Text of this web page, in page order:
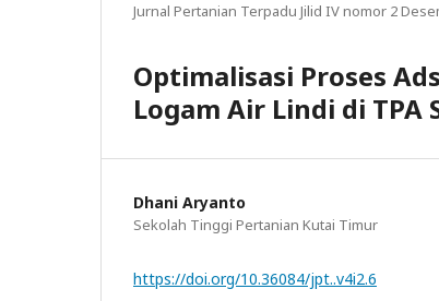
Jurnal Pertanian Terpadu Jilid IV nomor 2
Optimalisasi Proses
Logam Air Lindi di TPA
Dhani Aryanto
Sekolah Tinggi Pertanian Kutai Timur
https://doi.org/10.36084/jpt..v4i2.6